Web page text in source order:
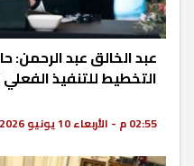
عبد الخالق عبد الرحمن:
التخطيط للتنفيذ
02:55 م - الأربعاء 10 يونيو 2026